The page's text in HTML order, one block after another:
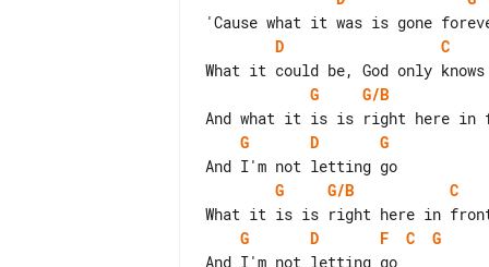
D
C
G
G/B
G D
G
G
G/B C
G D F C
G